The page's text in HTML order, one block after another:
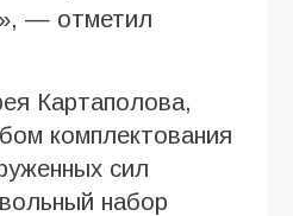
— отметил
Картаполова,
комплектования
сил
набор